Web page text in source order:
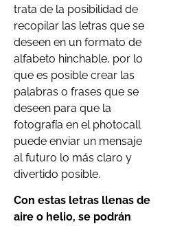
trata de la posibilidad de
recopilar las letras que se
deseen en un formato de
alfabeto hinchable, por lo
que es posible crear las
palabras o frases que se
deseen para que la
fotografía en el photocall
puede enviar un mensaje
al futuro lo más claro y
divertido posible.
Con estas letras llenas de
aire o helio, se podrán